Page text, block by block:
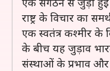
राष्ट्र के विचार का
एक स्वतंत्र कश्मीर के
के बीच यह जुड़ाव
संस्थाओं के प्रभाव और